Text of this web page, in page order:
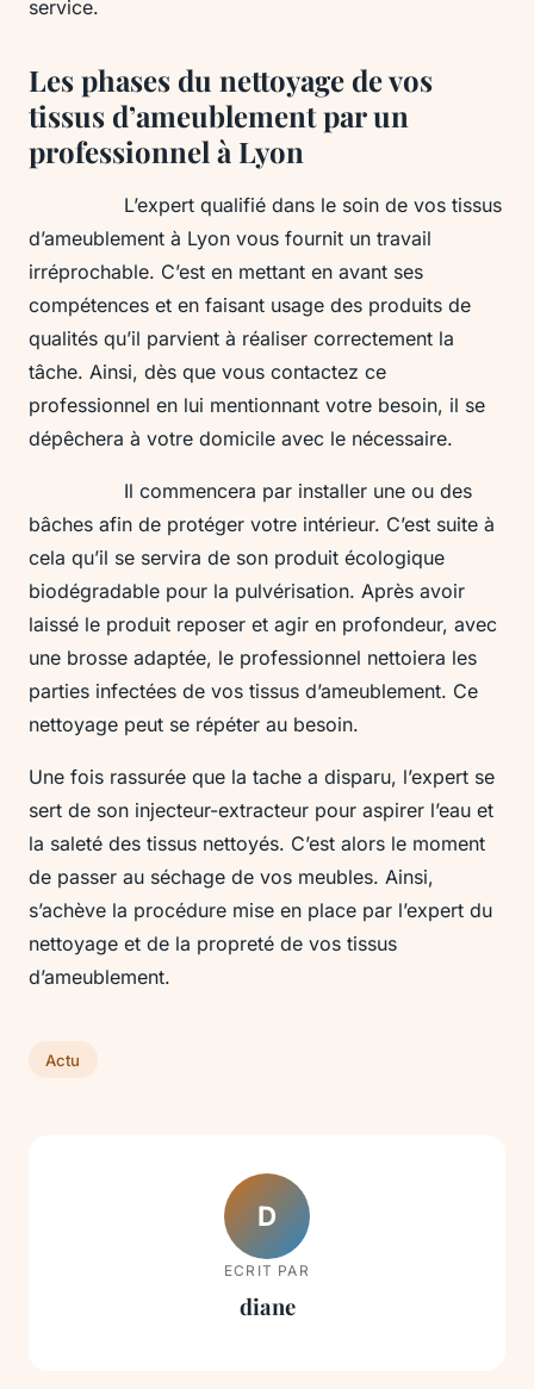
service.
Les phases du nettoyage de vos
tissus d’ameublement par un
professionnel à Lyon
L’expert qualifié dans le soin de vos tissus
d’ameublement à Lyon vous fournit un travail
irréprochable. C’est en mettant en avant ses
compétences et en faisant usage des produits de
qualités qu’il parvient à réaliser correctement la
tâche. Ainsi, dès que vous contactez ce
professionnel en lui mentionnant votre besoin, il se
dépêchera à votre domicile avec le nécessaire.
Il commencera par installer une ou des
bâches afin de protéger votre intérieur. C’est suite à
cela qu’il se servira de son produit écologique
biodégradable pour la pulvérisation. Après avoir
laissé le produit reposer et agir en profondeur, avec
une brosse adaptée, le professionnel nettoiera les
parties infectées de vos tissus d’ameublement. Ce
nettoyage peut se répéter au besoin.
Une fois rassurée que la tache a disparu, l’expert se
sert de son injecteur-extracteur pour aspirer l’eau et
la saleté des tissus nettoyés. C’est alors le moment
de passer au séchage de vos meubles. Ainsi,
s’achève la procédure mise en place par l’expert du
nettoyage et de la propreté de vos tissus
d’ameublement.
Actu
D
ECRIT PAR
diane